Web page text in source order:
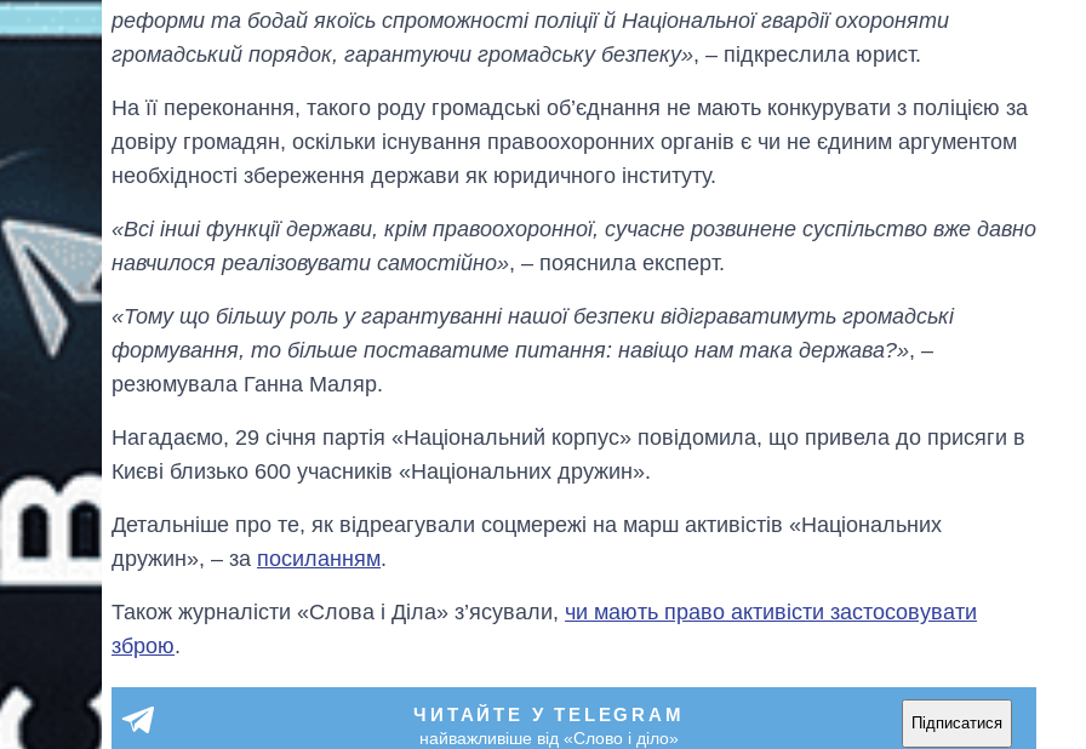
реформи та бодай якоїсь спроможності поліції й Національної гвардії охороняти
громадський порядок, гарантуючи громадську безпеку», – підкреслила юрист.
На її переконання, такого роду громадські об’єднання не мають конкурувати з поліцією за
довіру громадян, оскільки існування правоохоронних органів є чи не єдиним аргументом
необхідності збереження держави як юридичного інституту.
«Всі інші функції держави, крім правоохоронної, сучасне розвинене суспільство вже давно
навчилося реалізовувати самостійно», – пояснила експерт.
«Тому що більшу роль у гарантуванні нашої безпеки відіграватимуть громадські
формування, то більше поставатиме питання: навіщо нам така держава?», –
резюмувала Ганна Маляр.
Нагадаємо, 29 січня партія «Національний корпус» повідомила, що привела до присяги в
Києві близько 600 учасників «Національних дружин».
Детальніше про те, як відреагували соцмережі на марш активістів «Національних
дружин», – за посиланням.
Також журналісти «Слова і Діла» з’ясували, чи мають право активісти застосовувати
зброю.
ЧИТАЙТЕ У TELEGRAM
найважливіше від «Слово і діло»
Підписатися